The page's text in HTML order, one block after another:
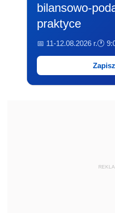
bilansowo-
praktyce
📅 11-12.08.2026 r.🕐